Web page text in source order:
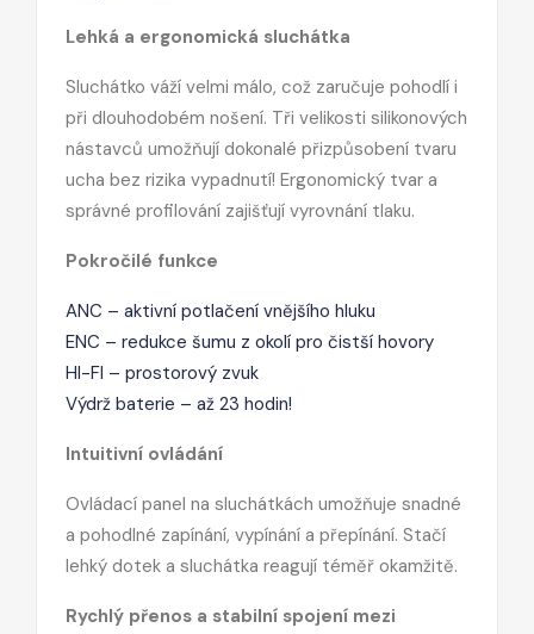
Lehká a ergonomická sluchátka
Sluchátko váží velmi málo, což zaručuje pohodlí i
při dlouhodobém nošení. Tři velikosti silikonových
nástavců umožňují dokonalé přizpůsobení tvaru
ucha bez rizika vypadnutí! Ergonomický tvar a
správné profilování zajišťují vyrovnání tlaku.
Pokročilé funkce
ANC – aktivní potlačení vnějšího hluku
ENC – redukce šumu z okolí pro čistší hovory
HI-FI – prostorový zvuk
Výdrž baterie – až 23 hodin!
Intuitivní ovládání
Ovládací panel na sluchátkách umožňuje snadné
a pohodlné zapínání, vypínání a přepínání. Stačí
lehký dotek a sluchátka reagují téměř okamžitě.
Rychlý přenos a stabilní spojení mezi